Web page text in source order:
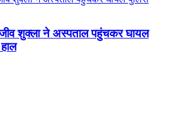
शुक्ला ने अस्पताल पहुंचकर घायल